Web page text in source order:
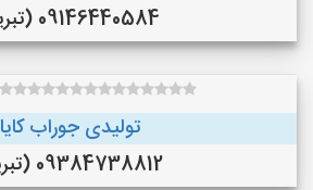
09146440584 (تبریز)
تولیدی جوراب کایا
09384738812 (تبریز)